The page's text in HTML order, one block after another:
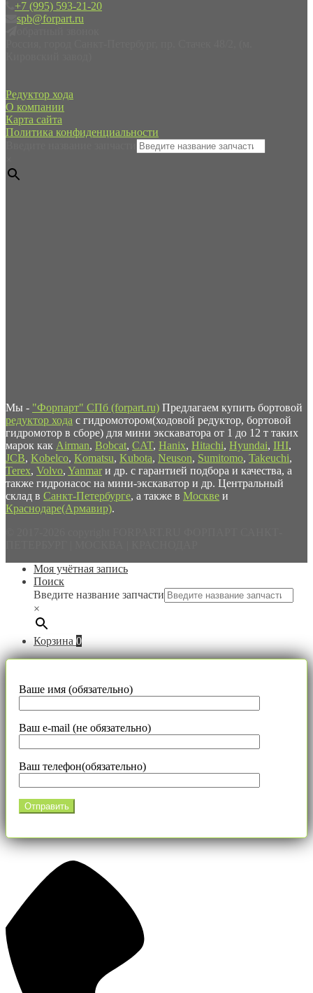
+7 (995) 593-21-20
spb@forpart.ru
Редуктор хода
О компании
Карта сайта
Политика конфиденциальности
Мы - "Форпарт" СПб (forpart.ru) Предлагаем купить бортовой
редуктор хода с гидромотором(ходовой редуктор, бортовой
гидромотор в сборе) для мини экскаватора от 1 до 12 т таких
марок как Airman, Bobcat, CAT, Hanix, Hitachi, Hyundai, IHI,
JCB, Kobelco, Komatsu, Kubota, Neuson, Sumitomo, Takeuchi,
Terex, Volvo, Yanmar и др. с гарантией подбора и качества, а
также гидронасос на мини-экскаватор и др. Центральный
склад в Санкт-Петербурге, а также в Москве и
Краснодаре(Армавир).
Моя учётная запись
Поиск
Введите название запчасти
×
Корзина 0
Ваше имя (обязательно)
Ваш e-mail (не обязательно)
Ваш телефон(обязательно)